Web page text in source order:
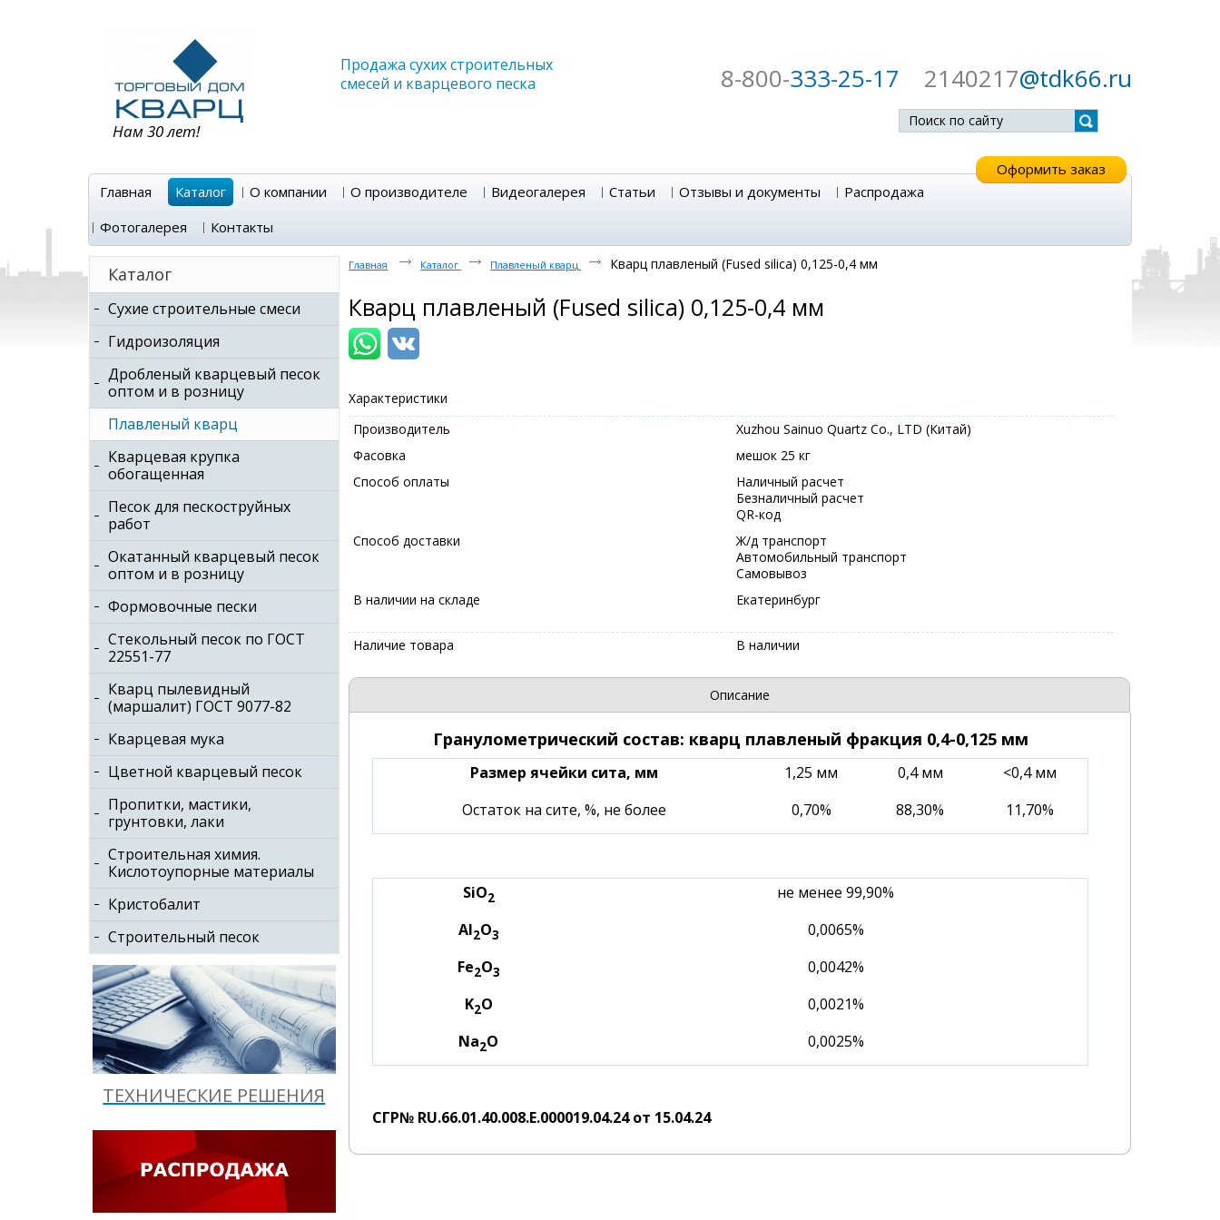
8-800-333-25-17 2140217@tdk66.ru
Оформить заказ
Продажа сухих строительных
смесей и кварцевого песка
Нам 30 лет!
Главная Каталог О компании О производителе Видеогалерея Статьи Отзывы и документы
Распродажа
Фотогалерея
Контакты
Каталог
Сухие строительные смеси
Гидроизоляция
Дробленый кварцевый песок
оптом и в розницу
Плавленый кварц
Кварцевая крупка
обогащенная
Песок для пескоструйных
работ
Окатанный кварцевый песок
оптом и в розницу
Формовочные пески
Стекольный песок по ГОСТ
22551-77
Кварц пылевидный
(маршалит) ГОСТ 9077-82
Кварцевая мука
Цветной кварцевый песок
Пропитки, мастики,
грунтовки, лаки
Строительная химия.
Кислотоупорные материалы
Кристобалит
Строительный песок
ТЕХНИЧЕСКИЕ РЕШЕНИЯ
Главная Каталог Плавленый кварц Кварц плавленый (Fused silica) 0,125-0,4 мм
Кварц плавленый (Fused silica) 0,125-0,4 мм
Характеристики
Производитель
Xuzhou Sainuo Quartz Co., LTD (Китай)
Фасовка
мешок 25 кг
Способ оплаты
Наличный расчет
Безналичный расчет
QR-код
Способ доставки
Ж/д транспорт
Автомобильный транспорт
Самовывоз
В наличии на складе
Екатеринбург
Наличие товара В наличии
Описание
Гранулометрический состав: кварц плавленый фракция 0,4-0,125 мм
Размер ячейки сита, мм 1,25 мм 0,4 мм
<0,4 мм
Остаток на сите, %, не более
0,70% 88,30% 11,70%
SiO2
не менее 99,90%
Al2O3
0,0065%
Fe2O3
0,0042%
K2O
0,0021%
Na2O 0,0025%
СГР№ RU.66.01.40.008.E.000019.04.24 от 15.04.24